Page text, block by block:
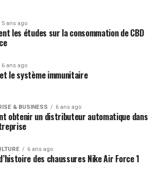
5 ans ago
les études sur la consommation de CBD
6 ans ago
et le système immunitaire
& BUSINESS 6 ans ago
obtenir un distributeur automatique dans
6 ans ago
des chaussures Nike Air Force 1